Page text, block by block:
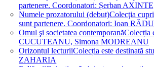
partenere. Coordonatori: Șerban
Numele prozatorului (debut)Colecţia
sunt partenere. Coordonatori: Ioan
Omul şi societatea contemporanăColecția
CUCUTEANU, Simona MODREANU
Orizontul lecturiiColecția este destinată
ZAHARIA